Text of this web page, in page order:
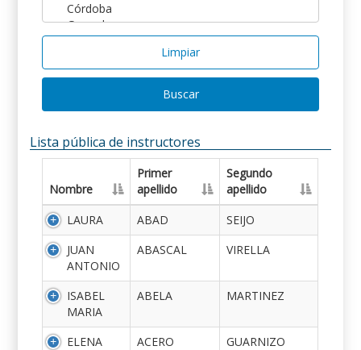
Limpiar
Buscar
Lista pública de instructores
Nombre
Primer
apellido
Segundo
apellido
LAURA
ABAD
SEIJO
JUAN
ANTONIO
ABASCAL VIRELLA
ISABEL
MARIA
ABELA MARTINEZ
ELENA ACERO
GUARNIZO